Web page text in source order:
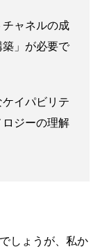
ャネルの成
」が必要で
イパビリテ
ジーの理解
しょうが、私か